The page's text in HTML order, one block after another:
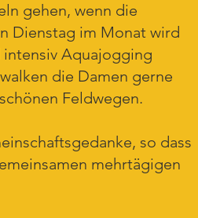
gehen, wenn die
Dienstag im Monat wird
Aquajogging
die Damen gerne
Feldwegen.
so dass
mehrtägigen